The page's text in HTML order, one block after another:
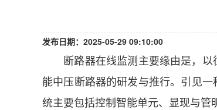
发布日期：2025-05-29 09:10:00
断路器在线监测主要缘由是，
能中压断路器的研发与推行。引见
统主要包括控制智能单元、显现与管